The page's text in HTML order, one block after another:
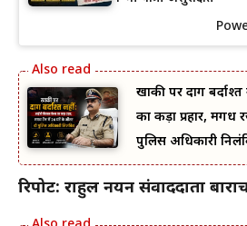
खाकी पर दाग
का कड़ा प्रहार, मगध
पुलिस अधिकारी
रिपोर्ट: राहुल नयन संवाददाता